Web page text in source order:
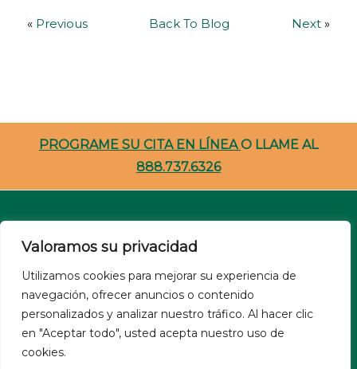
Valoramos su privacidad
Utilizamos cookies para mejorar su experiencia de
navegación, ofrecer anuncios o contenido
personalizados y analizar nuestro tráfico. Al hacer clic
en "Aceptar todo", usted acepta nuestro uso de
cookies.
« Previous Back To Blog Next »
PROGRAME SU CITA EN LÍNEAO LLAME AL
888.737.6326
Carreras
Recursos Para Pacientes
NSA
Site Privacy Policy
Nondiscrimination